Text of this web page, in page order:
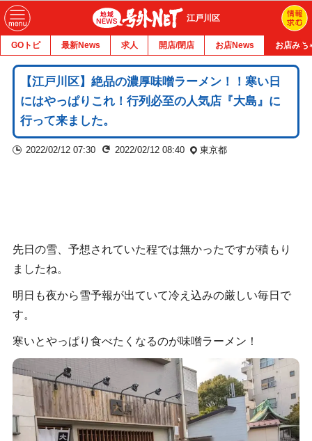
江戸川区
GOトピ 最新News 求人 開店/閉店 お店News お店みち
【江戸川区】絶品の濃厚味噌ラーメン！！寒い日
にはやっぱりこれ！行列必至の人気店『大島』に
行って来ました。
2022/02/12 07:30 2022/02/12 08:40 東京都
先日の雪、予想されていた程では無かったですが積もり
ましたね。
明日も夜から雪予報が出ていて冷え込みの厳しい毎日で
す。
寒いとやっぱり食べたくなるのが味噌ラーメン！